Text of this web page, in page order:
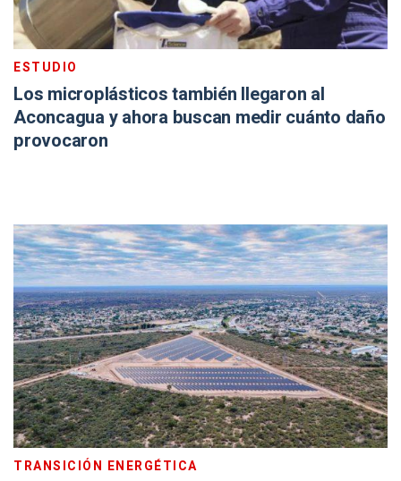
ESTUDIO
Los microplásticos también llegaron al
Aconcagua y ahora buscan medir cuánto daño
provocaron
TRANSICIÓN ENERGÉTICA